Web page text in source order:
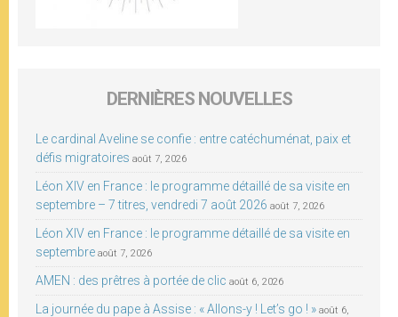
DERNIÈRES NOUVELLES
Le cardinal Aveline se confie : entre catéchuménat, paix et
défis migratoires août 7, 2026
Léon XIV en France : le programme détaillé de sa visite en
septembre – 7 titres, vendredi 7 août 2026 août 7, 2026
Léon XIV en France : le programme détaillé de sa visite en
septembre août 7, 2026
AMEN : des prêtres à portée de clic août 6, 2026
La journée du pape à Assise : « Allons-y ! Let’s go ! » août 6,